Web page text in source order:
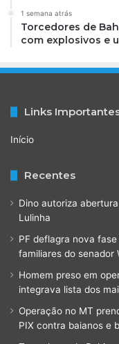
1 semana atrás
Torcedores de
com explosivos e
Links
Início
Recentes
Dino autoriza
Lulinha
PF deflagra nova
familiares do senador
Homem preso em
integrava lista dos
Operação no MT
PIX contra baianos e